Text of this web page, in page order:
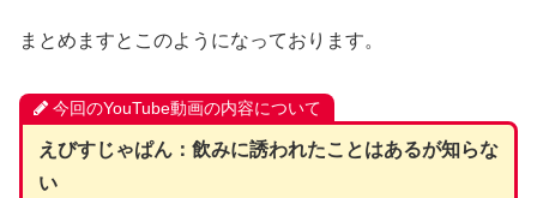
まとめますとこのようになっております。
今回のYouTube動画の内容について
えびすじゃぱん：飲みに誘われたことはあるが知らな
い